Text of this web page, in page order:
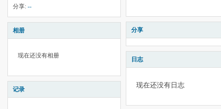
分享: --
相册
现在还没有相册
记录
分享
日志
现在还没有日志